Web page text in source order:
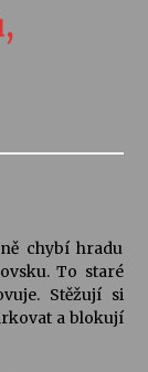
a
chybí hradu
To staré
Stěžují si
a blokují